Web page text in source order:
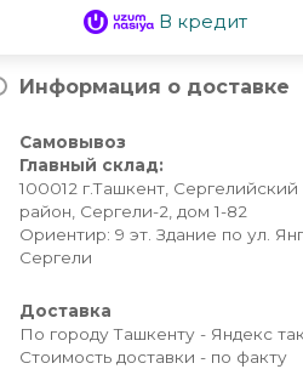
В кредит
Информация о доставке
Самовывоз
Главный склад:
100012 г.Ташкент, Сергелийский
район, Сергели-2, дом 1-82
Ориентир: 9 эт. Здание по ул.
Сергели
Доставка
По городу Ташкенту - Яндекс
Стоимость доставки - по факту